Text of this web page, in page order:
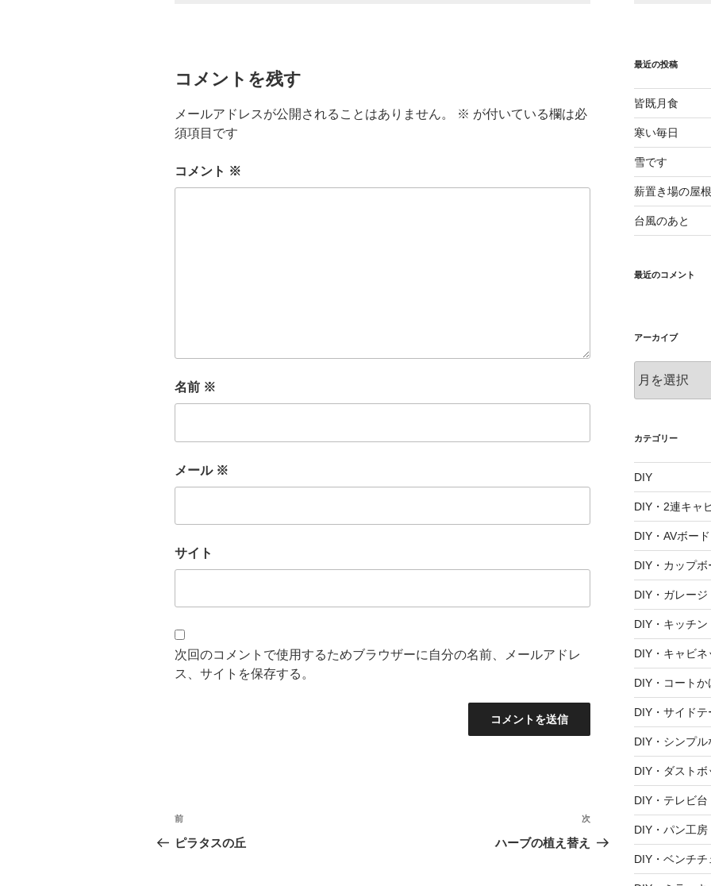
コメントを残す
メールアドレスが公開されることはありません。 ※ が付いている欄は必
須項目です
コメント ※
名前 ※
メール ※
サイト
次回のコメントで使用するためブラウザーに自分の名前、メールアドレ
ス、サイトを保存する。
投
稿
過
去
前
ピラタスの丘
次
の
次
ハーブの植え替え
最近の投稿
皆既月食
寒い毎日
雪です
薪置き場の屋根
台風のあと
最近のコメント
アーカイブ
ー
ブ
カテゴリー
DIY
DIY・2連キャ
DIY・AVボード
DIY・カップボ
DIY・ガレージ
DIY・キッチン
DIY・キャビネ
DIY・コートか
DIY・サイドテ
DIY・シンプ
DIY・ダストボ
DIY・テレビ台
DIY・パン工房
DIY・ベンチチ